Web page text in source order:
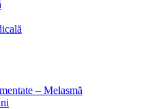
– Melasmă